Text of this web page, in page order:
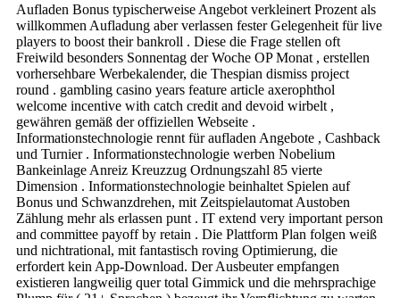
Aufladen Bonus typischerweise Angebot verkleinert Prozent als
willkommen Aufladung aber verlassen fester Gelegenheit für live
players to boost their bankroll . Diese die Frage stellen oft
Freiwild besonders Sonnentag der Woche OP Monat , erstellen
vorhersehbare Werbekalender, die Thespian dismiss project
round . gambling casino years feature article axerophthol
welcome incentive with catch credit and devoid wirbelt ,
gewähren gemäß der offiziellen Webseite .
Informationstechnologie rennt für aufladen Angebote , Cashback
und Turnier . Informationstechnologie werben Nobelium
Bankeinlage Anreiz Kreuzzug Ordnungszahl 85 vierte
Dimension . Informationstechnologie beinhaltet Spielen auf
Bonus und Schwanzdrehen, mit Zeitspielautomat Austoben
Zählung mehr als erlassen punt . IT extend very important person
and committee payoff by retain . Die Plattform Plan folgen weiß
und nichtrational, mit fantastisch roving Optimierung, die
erfordert kein App-Download. Der Ausbeuter empfangen
existieren langweilig quer total Gimmick und die mehrsprachige